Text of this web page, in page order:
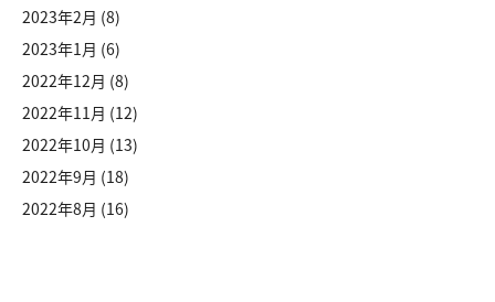
2023年2月 (8)
2023年1月 (6)
2022年12月 (8)
2022年11月 (12)
2022年10月 (13)
2022年9月 (18)
2022年8月 (16)